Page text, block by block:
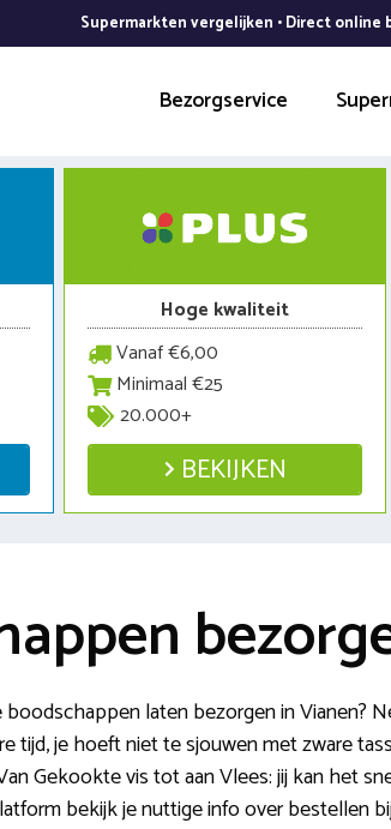
Supermarkten vergelijken • Direct
Bezorgservice
Hoge kwaliteit
Vanaf €6,00
Minimaal €25
20.000+
BEKIJKEN
boodschappen laten bezorgen in
tijd, je hoeft niet te sjouwen met zware
Gekookte vis tot aan Vlees: jij kan het
bekijk je nuttige info over bestellen